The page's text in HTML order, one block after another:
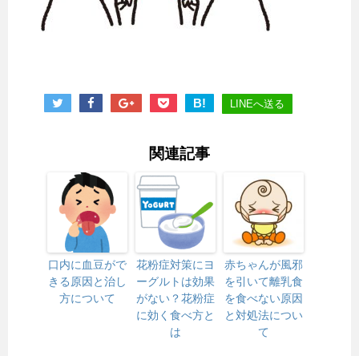
B! LINEへ送る
関連記事
口内に血豆がで
きる原因と治し
方について
花粉症対策にヨ
ーグルトは効果
がない？花粉症
に効く食べ方と
は
赤ちゃんが風邪
を引いて離乳食
を食べない原因
と対処法につい
て